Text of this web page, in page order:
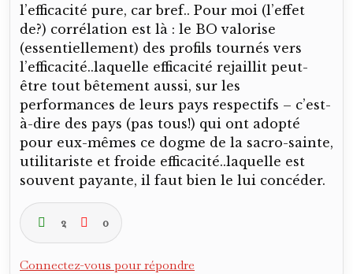
l’efficacité pure, car bref.. Pour moi (l’effet
de?) corrélation est là : le BO valorise
(essentiellement) des profils tournés vers
l’efficacité..laquelle efficacité rejaillit peut-
être tout bêtement aussi, sur les
performances de leurs pays respectifs – c’est-
à-dire des pays (pas tous!) qui ont adopté
pour eux-mêmes ce dogme de la sacro-sainte,
utilitariste et froide efficacité..laquelle est
souvent payante, il faut bien le lui concéder.
2 0
Connectez-vous pour répondre